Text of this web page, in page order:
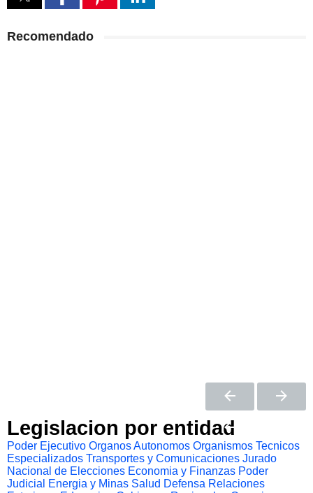
Recomendado
Legislacion por entidad
Poder Ejecutivo Organos Autonomos Organismos Tecnicos
Especializados Transportes y Comunicaciones Jurado
Nacional de Elecciones Economia y Finanzas Poder
Judicial
Energia y Minas Salud Defensa Relaciones